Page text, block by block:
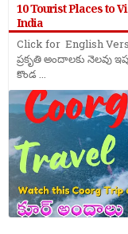
10 Tourist Places to
India
Click for English
ప్రకృతి అందాలకు నెలవు
కొండ ...